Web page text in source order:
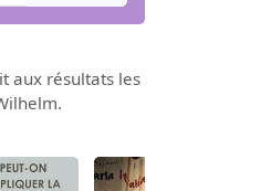
aux résultats les